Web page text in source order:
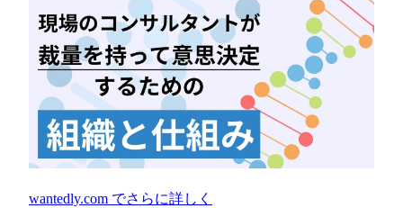
wantedly.com でさらに詳しく